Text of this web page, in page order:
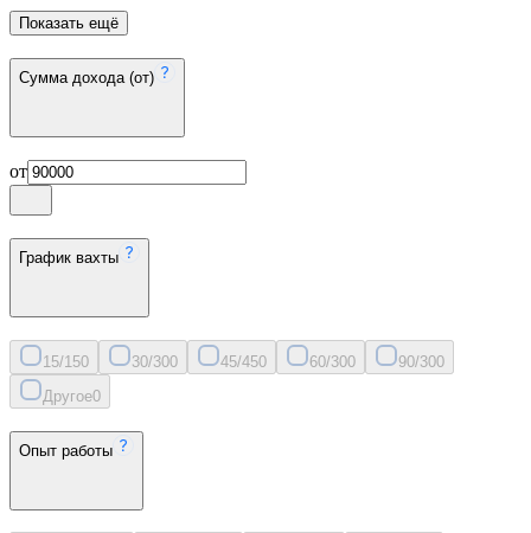
Показать ещё
Сумма дохода (от)
от
График вахты
15/150 30/300 45/450 60/300 90/300
Другое0
Опыт работы